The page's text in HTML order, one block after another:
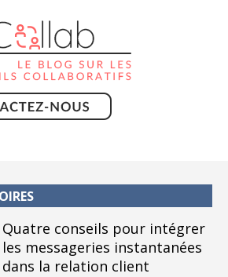
Quatre conseils pour intégrer
les messageries instantanées
dans la relation client